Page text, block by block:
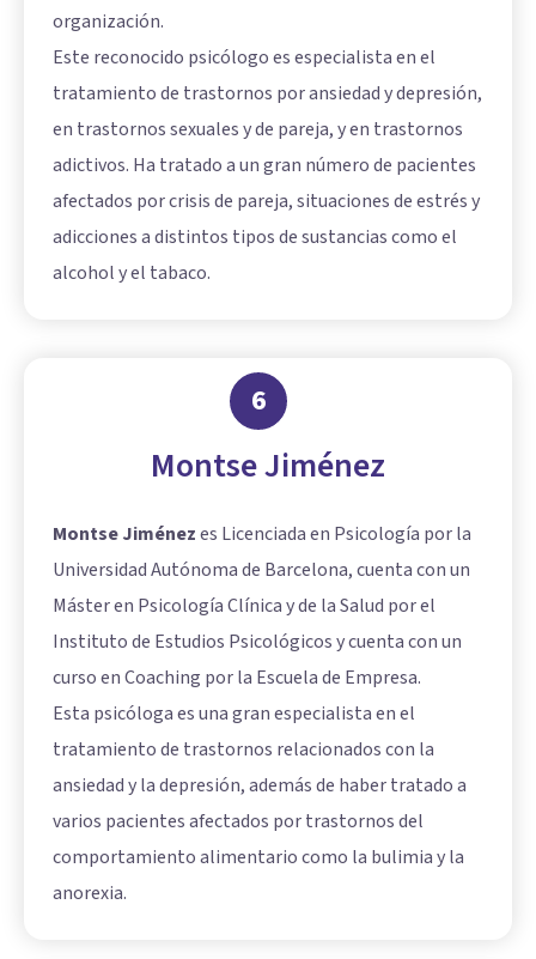
organización.
Este reconocido psicólogo es especialista en el
tratamiento de trastornos por ansiedad y depresión,
en trastornos sexuales y de pareja, y en trastornos
adictivos. Ha tratado a un gran número de pacientes
afectados por crisis de pareja, situaciones de estrés y
adicciones a distintos tipos de sustancias como el
alcohol y el tabaco.
6
Montse Jiménez
Montse Jiménezes Licenciada en Psicología por la
Universidad Autónoma de Barcelona, cuenta con un
Máster en Psicología Clínica y de la Salud por el
Instituto de Estudios Psicológicos y cuenta con un
curso en Coaching por la Escuela de Empresa.
Esta psicóloga es una gran especialista en el
tratamiento de trastornos relacionados con la
ansiedad y la depresión, además de haber tratado a
varios pacientes afectados por trastornos del
comportamiento alimentario como la bulimia y la
anorexia.